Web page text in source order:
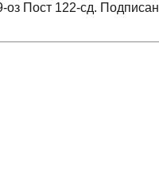
оз Пост 122-сд. Подписан